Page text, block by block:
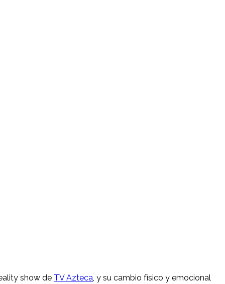
show de TV Azteca , y su cambio físico y emocional